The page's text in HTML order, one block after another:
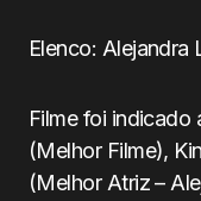
Elenco: Alejandra
Filme foi indicado
(Melhor Filme),
(Melhor Atriz –